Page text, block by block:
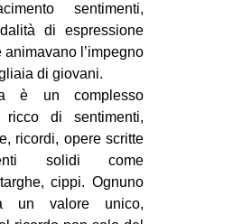
sentimenti,
di espressione
l’impegno
di giovani.
è un complesso
di sentimenti,
ricordi, opere scritte
solidi come
cippi. Ognuno
un valore unico,